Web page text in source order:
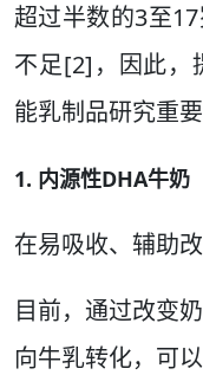
超过半数的3至
不足[2]，因此，
能乳制品研究重要
1. 内源性DHA牛奶
在易吸收、辅助
目前，通过改变
向牛乳转化，可